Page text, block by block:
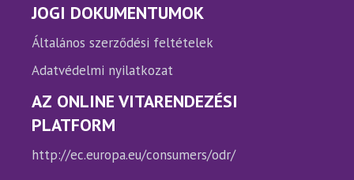
JOGI DOKUMENTUMOK
Általános szerződési feltételek
Adatvédelmi nyilatkozat
AZ ONLINE VITARENDEZÉSI
PLATFORM
http://ec.europa.eu/consumers/odr/